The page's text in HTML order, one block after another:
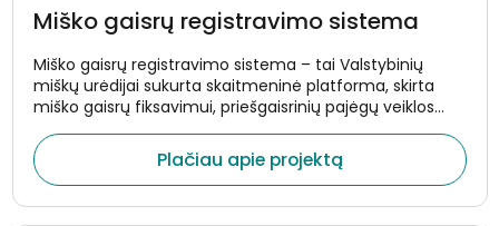
Miško gaisrų registravimo sistema
Miško gaisrų registravimo sistema – tai Valstybinių
miškų urėdijai sukurta skaitmeninė platforma, skirta
miško gaisrų fiksavimui, priešgaisrinių pajėgų veiklos
registravimui ir su gaisringumu susijusių duomenų
valdymui. Sistema automatizuoja gaisrų aktų pildymą,
ataskaitų generavimą bei duomenų perdavimą
urėdijos viešajam puslapiui, taip užtikrinant operatyvų ir
patikimą informacijos atvaizdavimą.
Plačiau apie projektą